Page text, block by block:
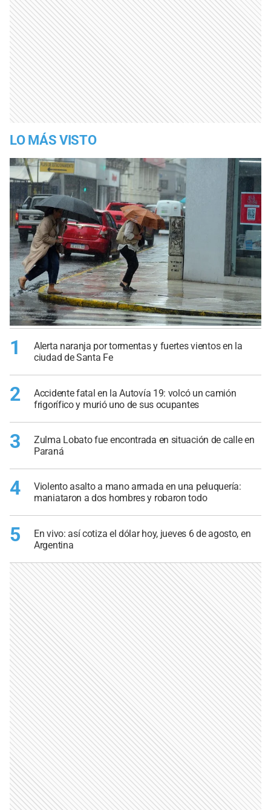
LO MÁS VISTO
1
Alerta naranja por tormentas y fuertes vientos en la
ciudad de Santa Fe
2
Accidente fatal en la Autovía 19: volcó un camión
frigorífico y murió uno de sus ocupantes
3
Zulma Lobato fue encontrada en situación de calle en
Paraná
4
Violento asalto a mano armada en una peluquería:
maniataron a dos hombres y robaron todo
5
En vivo: así cotiza el dólar hoy, jueves 6 de agosto, en
Argentina